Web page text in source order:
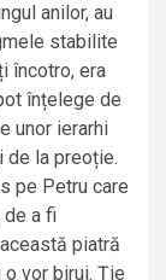
anilor, au
stabilite
încotro, era
înțelege de
unor ierarhi
de la preoție.
pe Petru care
a fi
piatră
vor birui. Ție